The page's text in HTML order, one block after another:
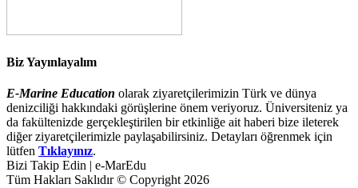
Biz Yayınlayalım
E-Marine Education olarak ziyaretçilerimizin Türk ve dünya
denizciliği hakkındaki görüşlerine önem veriyoruz. Üniversiteniz ya
da fakültenizde gerçekleştirilen bir etkinliğe ait haberi bize ileterek
diğer ziyaretçilerimizle paylaşabilirsiniz. Detayları öğrenmek için
lütfen Tıklayınız.
Bizi Takip Edin | e-MarEdu
Tüm Hakları Saklıdır © Copyright 2026